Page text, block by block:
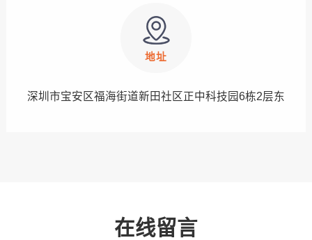
地址
深圳市宝安区福海街道新田社区正中科技园6栋2层东
在线留言